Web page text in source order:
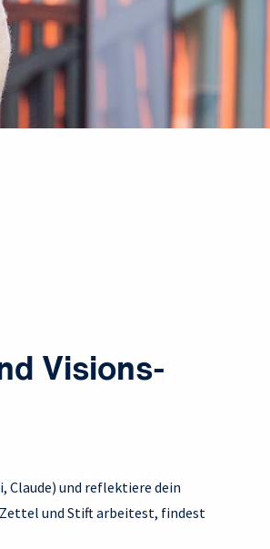
Visions-
Claude) und reflektiere dein
Zettel und Stift arbeitest, findest